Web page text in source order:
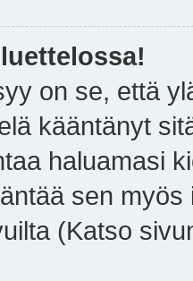
on se, että
kääntänyt
haluamasi
sen
(Katso